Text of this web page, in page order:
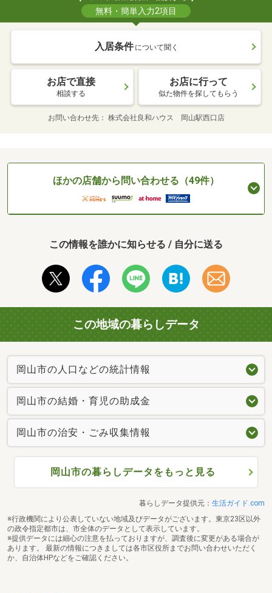
無料・簡単入力2項目
入居条件 について聞く
お店で直接
相談する
お店に行って
似た物件を探してもらう
お問い合わせ先 株式会社良和ハウス 岡山駅西口店
ほかの店舗から問い合わせる（49件）
この情報を誰かに知らせる / 自分に送る
この地域の暮らしデータ
岡山市の人口などの統計情報
岡山市の結婚・育児の助成金
岡山市の治安・ごみ収集情報
岡山市の暮らしデータをもっと見る
暮らしデータ提供元： 生活ガイド.com
※行政機関により公表していない地域及びデータがございます。東京23区以外
の政令指定都市は、市全体のデータとして表示しています。
※提供データには細心の注意を払っておりますが、調査後に変更がある場合が
あります。 最新の情報につきましては各市区役所までお問い合わせいただく
か、自治体HPなどをご確認ください。